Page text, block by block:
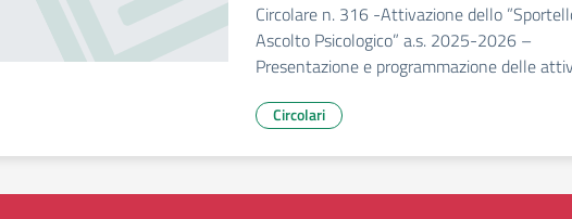
Circolare n. 316 -Attivazione dello
Ascolto Psicologico” a.s. 2025-2026 –
Presentazione e programmazione delle
Circolari